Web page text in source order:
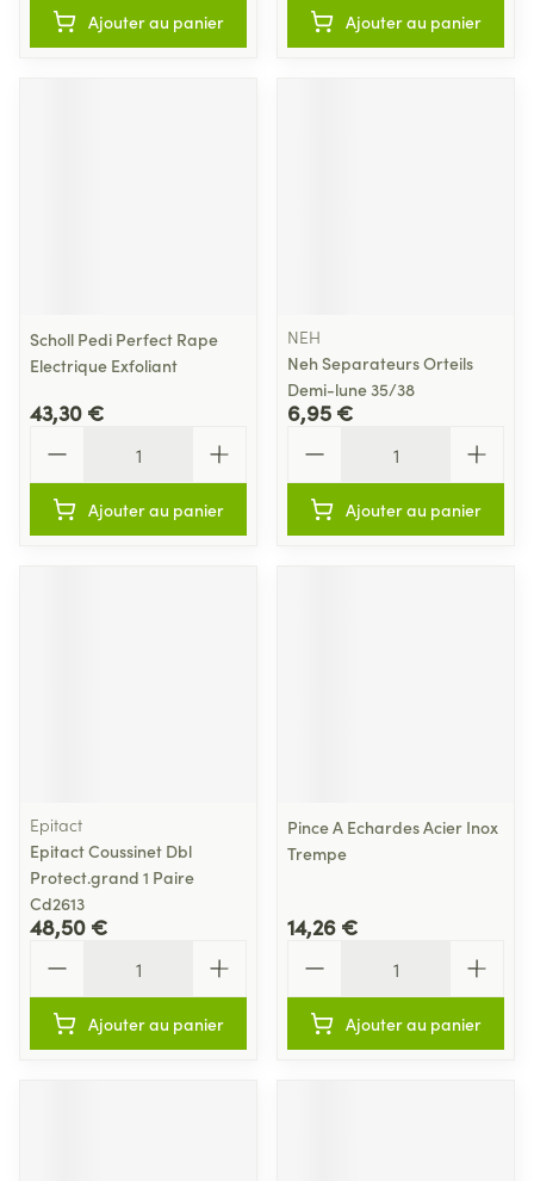
Ajouter au panier Ajouter au panier
Scholl Pedi Perfect Rape
Electrique Exfoliant
43,30 €
Ajouter au panier
NEH
Neh Separateurs Orteils
Demi-lune 35/38
6,95 €
Ajouter au panier
Epitact
Epitact Coussinet Dbl
Protect.grand 1 Paire
Cd2613
48,50 €
Ajouter au panier
Pince A Echardes Acier Inox
Trempe
14,26 €
Ajouter au panier